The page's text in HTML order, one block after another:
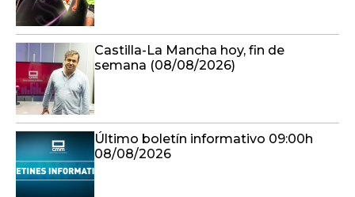
Castilla-La Mancha hoy, fin de
semana (08/08/2026)
Último boletín informativo 09:00h
08/08/2026